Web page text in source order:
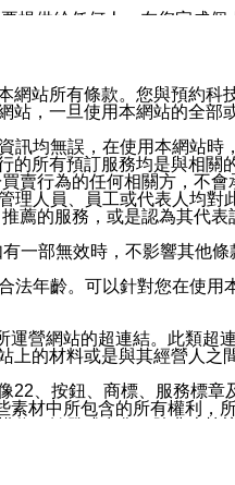
提供給任何人。在您完成
關管理區。
得聯絡並傳送或宣傳本網
使未加入本公司/本服務好
訊息為限，以廣告或其他
的電話號碼比對相符。
知型訊息。
企業官方帳號或認證官方帳
站所有條款。您與預約
，一旦使用本網站的全部
訊均無誤，在使用本網站
所有預訂服務均是與相
賣行為的任何相關方，不
理人員、員工或代表人均
薦的服務，或是認為其代
一部無效時，不影響其他
法年齡。可以針對您在使
營網站的超連結。此類
的材料或是與其經營人之
、按鈕、商標、服務標
材中所包含的所有權利